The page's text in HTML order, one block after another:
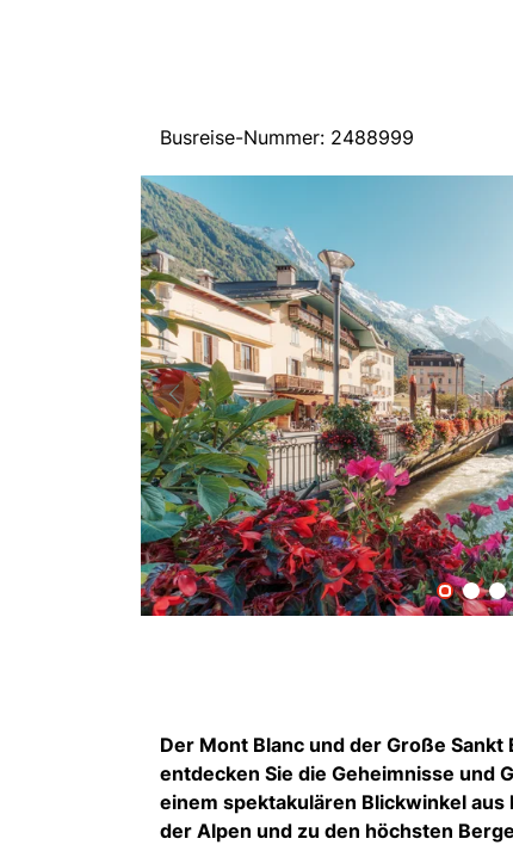
Busreise-Nummer: 2488999
Der Mont Blanc und der Große
entdecken Sie die Geheimnisse und
einem spektakulären Blickwinkel
der Alpen und zu den höchsten